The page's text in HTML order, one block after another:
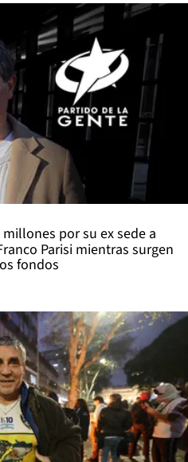
millones por su ex sede a
Parisi mientras surgen
fondos